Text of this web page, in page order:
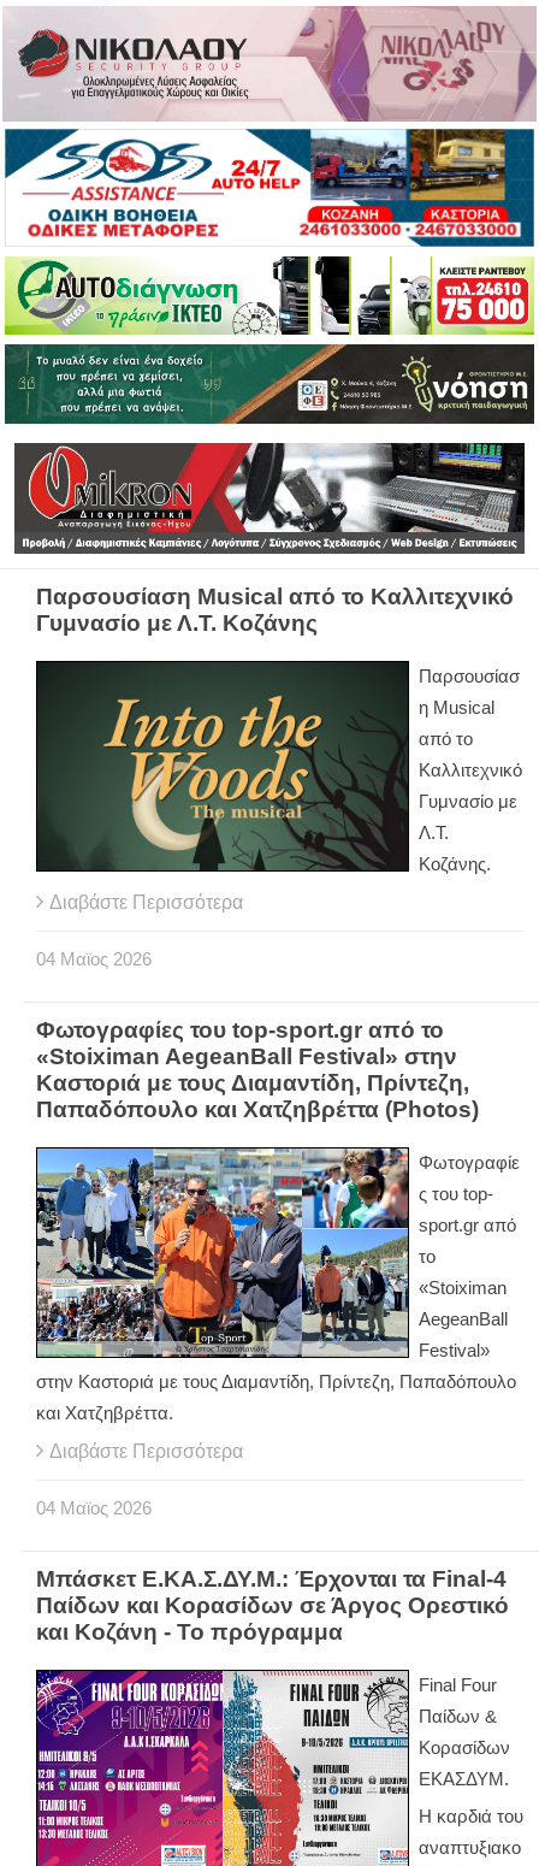
Παρσουσίαση Musical από το Καλλιτεχνικό
Γυμνασίο με Λ.Τ. Κοζάνης
Παρσουσίασ
η Musical
από το
Καλλιτεχνικό
Γυμνασίο με
Λ.Τ.
Κοζάνης.
Διαβάστε Περισσότερα
04 Μαϊος 2026
Φωτογραφίες του top-sport.gr από το
«Stoiximan AegeanBall Festival» στην
Καστοριά με τους Διαμαντίδη, Πρίντεζη,
Παπαδόπουλο και Χατζηβρέττα (Photos)
Φωτογραφίε
ς του top-
sport.gr από
το
«Stoiximan
AegeanBall
Festival»
στην Καστοριά με τους Διαμαντίδη, Πρίντεζη, Παπαδόπουλο
και Χατζηβρέττα.
Διαβάστε Περισσότερα
04 Μαϊος 2026
Μπάσκετ Ε.ΚΑ.Σ.ΔΥ.Μ.: Έρχονται τα Final-4
Παίδων και Κορασίδων σε Άργος Ορεστικό
και Κοζάνη - Το πρόγραμμα
Final Four
Παίδων &
Κορασίδων
ΕΚΑΣΔΥΜ.
Η καρδιά του
αναπτυξιακο